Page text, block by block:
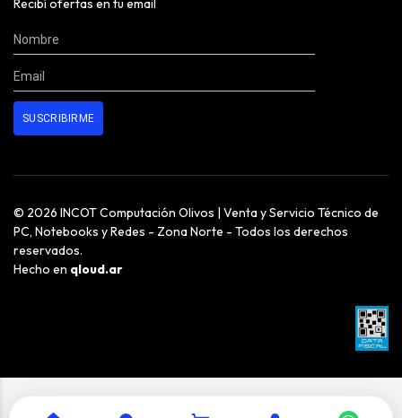
Recibí ofertas en tu email
© 2026 INCOT Computación Olivos | Venta y Servicio Técnico de
PC, Notebooks y Redes - Zona Norte - Todos los derechos
reservados.
Hecho en qloud.ar